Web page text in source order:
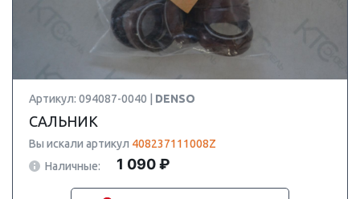
Артикул: 094087-0040 | DENSO
САЛЬНИК
Вы искали артикул 408237111008Z
Наличные:
1 090 ₽